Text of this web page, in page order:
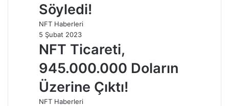
Söyledi!
NFT Haberleri
5 Şubat 2023
NFT Ticareti,
945.000.000 Doların
Üzerine Çıktı!
NFT Haberleri